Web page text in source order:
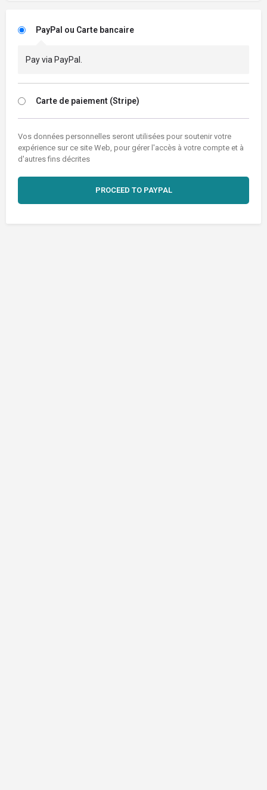
PayPal ou Carte bancaire
Pay via PayPal.
Carte de paiement (Stripe)
Vos données personnelles seront utilisées pour soutenir votre
expérience sur ce site Web, pour gérer l'accès à votre compte et à
d'autres fins décrites
PROCEED TO PAYPAL